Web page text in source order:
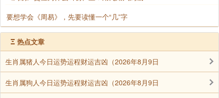
要想学会《周易》，先要读懂一个“几”字
Ξ 热点文章
生肖属猪人今日运势运程财运吉凶（2026年8月9日
生肖属狗人今日运势运程财运吉凶（2026年8月9日